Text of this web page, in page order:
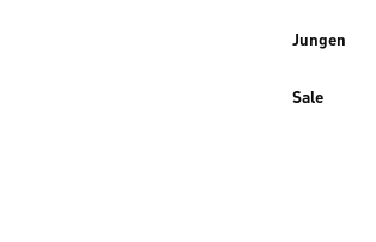
Jungen
Sale